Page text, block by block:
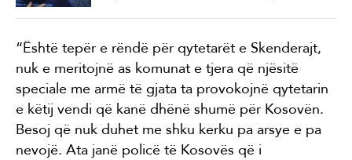
“Është tepër e rëndë për qytetarët e Skenderajt,
nuk e meritojnë as komunat e tjera që njësitë
speciale me armë të gjata ta provokojnë qytetarin
e këtij vendi që kanë dhënë shumë për Kosovën.
Besoj që nuk duhet me shku kerku pa arsye e pa
nevojë. Ata janë policë të Kosovës që i